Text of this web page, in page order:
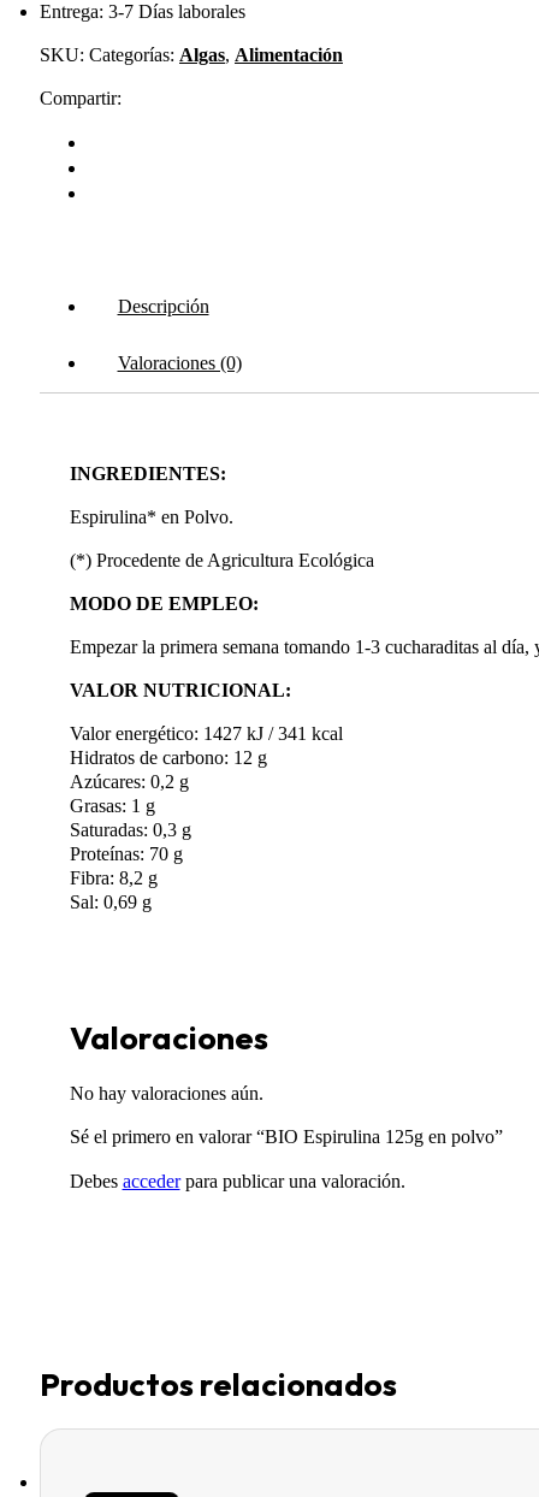
Entrega: 3-7 Días laborales
SKU: Categorías: Algas, Alimentación
Compartir:
Descripción
Valoraciones (0)
INGREDIENTES:
Espirulina* en Polvo.
(*) Procedente de Agricultura Ecológica
MODO DE EMPLEO:
Empezar la primera semana tomando 1-3 cucharaditas al
VALOR NUTRICIONAL:
Valor energético: 1427 kJ / 341 kcal
Hidratos de carbono: 12 g
Azúcares: 0,2 g
Grasas: 1 g
Saturadas: 0,3 g
Proteínas: 70 g
Fibra: 8,2 g
Sal: 0,69 g
Valoraciones
No hay valoraciones aún.
Sé el primero en valorar “BIO Espirulina 125g en polvo”
Debes accederpara publicar una valoración.
Productos relacionados